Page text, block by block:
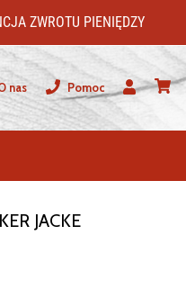
ZWROTU PIENIĘDZY
nas
Pomoc
Użytkownik
JACKE